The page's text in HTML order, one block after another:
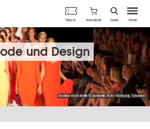
Menü
Tickets Warenkorb Suche
und Design
Fashion Week Berlin © visitberlin, Foto: Wolfgang Scholvien